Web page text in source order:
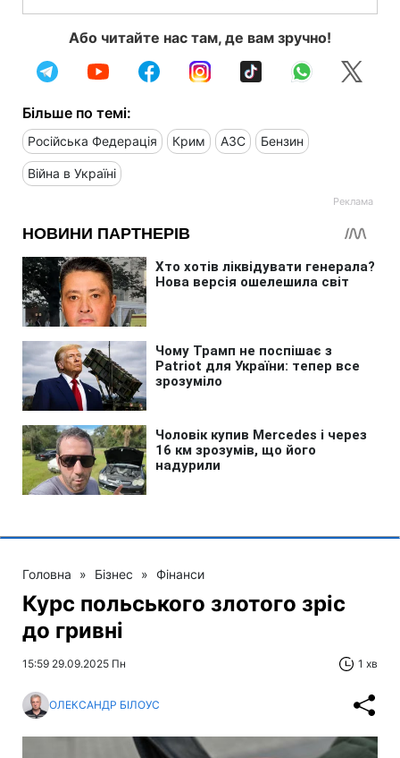
Або читайте нас там, де вам зручно!
Більше по темі:
Російська Федерація Крим АЗС Бензин
Війна в Україні
Головна » Бізнес » Фінанси
Курс польського злотого зріс
до гривні
15:59 29.09.2025 Пн 1 хв
ОЛЕКСАНДР БІЛОУС